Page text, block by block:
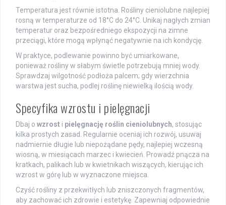
Temperatura jest równie istotna. Rośliny cieniolubne najlepiej
rosną w temperaturze od 18°C do 24°C. Unikaj nagłych zmian
temperatur oraz bezpośredniego ekspozycji na zimne
przeciągi, które mogą wpłynąć negatywnie na ich kondycję.
W praktyce, podlewanie powinno być umiarkowane,
ponieważ rośliny w słabym świetle potrzebują mniej wody.
Sprawdzaj wilgotność podłoża palcem; gdy wierzchnia
warstwa jest sucha, podlej roślinę niewielką ilością wody.
Specyfika wzrostu i pielęgnacji
Dbaj o wzrost i pielęgnację roślin cieniolubnych, stosując
kilka prostych zasad. Regularnie oceniaj ich rozwój, usuwaj
nadmiernie długie lub niepożądane pędy, najlepiej wczesną
wiosną, w miesiącach marzec i kwiecień. Prowadź pnącza na
kratkach, palikach lub w kwietnikach wiszących, kierując ich
wzrost w górę lub w wyznaczone miejsca.
Czyść rośliny z przekwitłych lub zniszczonych fragmentów,
aby zachować ich zdrowie i estetykę. Zapewniaj odpowiednie